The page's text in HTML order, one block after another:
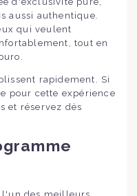
aussi authentique.
qui veulent
tout en
rapidement. Si
pour cette expérience
et réservez dès